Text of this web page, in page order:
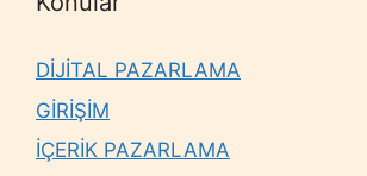
DİJİTAL PAZARLAMA
GİRİŞİM
İÇERİK PAZARLAMA